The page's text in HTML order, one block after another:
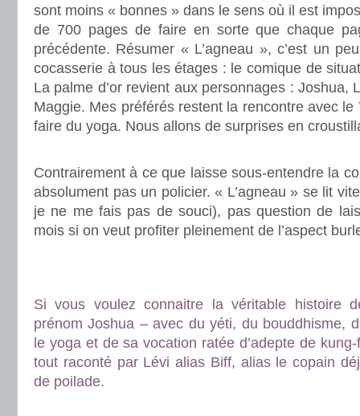
sont moins « bonnes » dans le sens où il est
de 700 pages de faire en sorte que chaque
précédente. Résumer « L’agneau », c’est un
cocasserie à tous les étages : le comique de
La palme d’or revient aux personnages : Joshua,
Maggie. Mes préférés restent la rencontre avec le
faire du yoga. Nous allons de surprises en
Contrairement à ce que laisse sous-entendre la
absolument pas un policier. « L’agneau » se lit
je ne me fais pas de souci), pas question de
mois si on veut profiter pleinement de l’aspect
Si vous voulez connaitre la véritable histoire
prénom Joshua – avec du yéti, du bouddhisme,
le yoga et de sa vocation ratée d’adepte de
tout raconté par Lévi alias Biff, alias le copain
de poilade.